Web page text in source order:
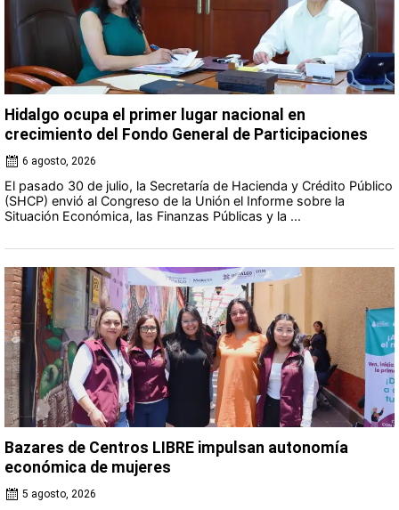
Hidalgo ocupa el primer lugar nacional en
crecimiento del Fondo General de Participaciones
6 agosto, 2026
El pasado 30 de julio, la Secretaría de Hacienda y Crédito Público
(SHCP) envió al Congreso de la Unión el Informe sobre la
Situación Económica, las Finanzas Públicas y la ...
Bazares de Centros LIBRE impulsan autonomía
económica de mujeres
5 agosto, 2026